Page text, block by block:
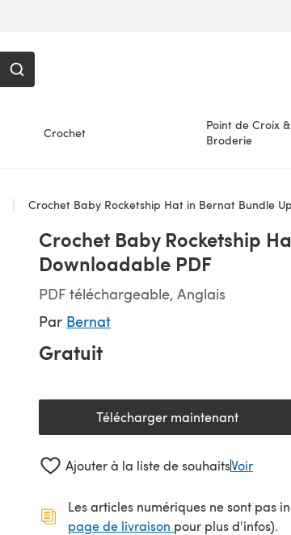
Crochet
Point de Croix &
Broderie
Crochet Baby Rocketship Hat in Bernat Bundle
Crochet Baby Rocketship
Downloadable PDF
PDF téléchargeable, Anglais
Par Bernat
Gratuit
Télécharger maintenant
(s'ouvre dans un
Ajouter à la liste de souhaitsVoir
Les articles numériques ne sont pas
page de livraison (s'ouvre dans un
pour plus d'infos).